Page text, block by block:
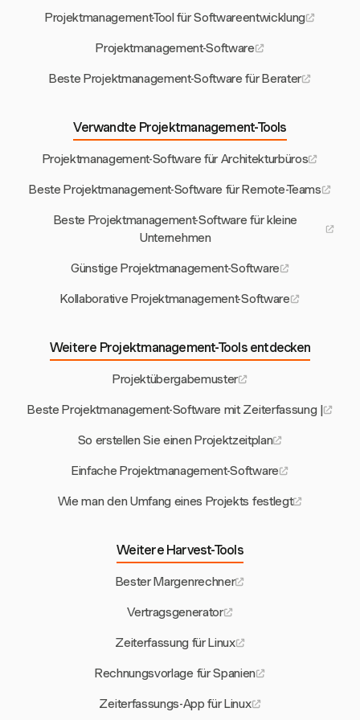
Projektmanagement-Tool für Softwareentwicklung
Projektmanagement-Software
Beste Projektmanagement-Software für Berater
Verwandte Projektmanagement-Tools
Projektmanagement-Software für Architekturbüros
Beste Projektmanagement-Software für Remote-Teams
Beste Projektmanagement-Software für kleine
Unternehmen
Günstige Projektmanagement-Software
Kollaborative Projektmanagement-Software
Weitere Projektmanagement-Tools entdecken
Projektübergabemuster
Beste Projektmanagement-Software mit Zeiterfassung |
So erstellen Sie einen Projektzeitplan
Einfache Projektmanagement-Software
Wie man den Umfang eines Projekts festlegt
Weitere Harvest-Tools
Bester Margenrechner
Vertragsgenerator
Zeiterfassung für Linux
Rechnungsvorlage für Spanien
Zeiterfassungs-App für Linux